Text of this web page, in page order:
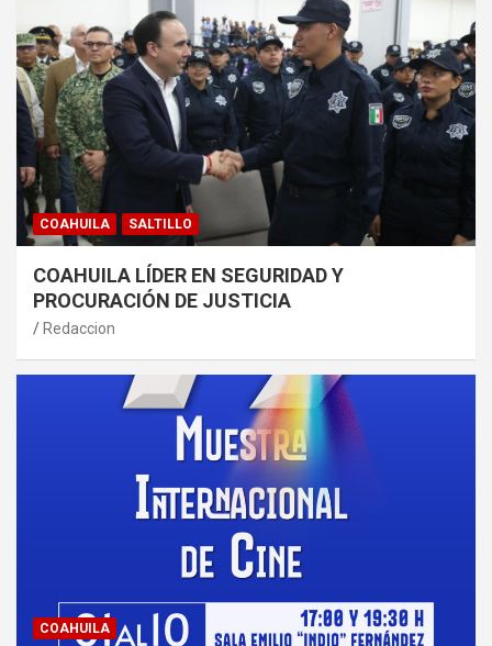
COAHUILA SALTILLO
COAHUILA LÍDER EN SEGURIDAD Y
PROCURACIÓN DE JUSTICIA
Redaccion
COAHUILA